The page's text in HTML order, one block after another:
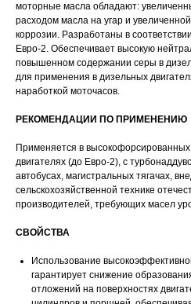
моторные масла обладают:
расходом масла на угар и
коррозии. Разработаны в
Евро-2. Обеспечивает высокую
повышенном содержании серы в
для применения в дизельных
наработкой моточасов.
РЕКОМЕНДАЦИИ ПО ПРИМЕНЕНИЮ
Применяется в
двигателях (до Евро-2), с
автобусах, магистральных тягачах,
сельскохозяйственной технике
производителей, требующих масел
СВОЙСТВА
Использование
гарантирует снижение
отложений на поверхностях